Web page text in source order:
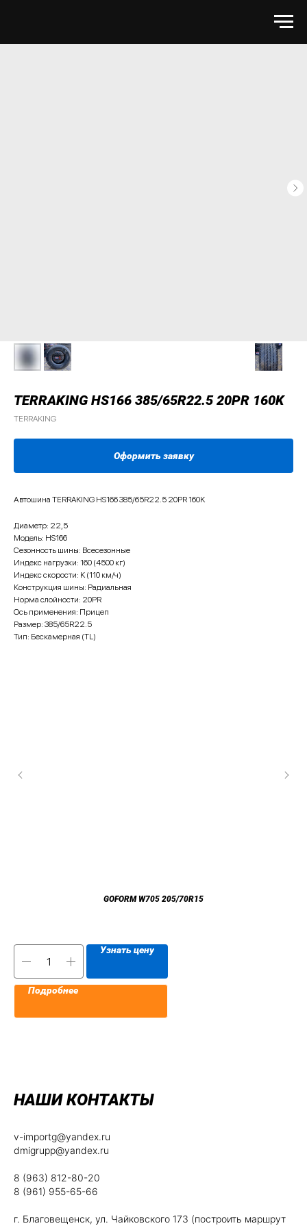
TERRAKING HS166 385/65R22.5 20PR 160K
TERRAKING
Оформить заявку
Автошина TERRAKING HS166 385/65R22.5 20PR 160K
Диаметр: 22,5
Модель: HS166
Сезонность шины: Всесезонные
Индекс нагрузки: 160 (4500 кг)
Индекс скорости: K (110 км/ч)
Конструкция шины: Радиальная
Норма слойности: 20PR
Ось применения: Прицеп
Размер: 385/65R22.5
Тип: Бескамерная (TL)
GOFORM W705 205/70R15
Узнать цену
Подробнее
НАШИ КОНТАКТЫ
v-importg@yandex.ru
dmigrupp@yandex.ru
8 (963) 812-80-20
8 (961) 955-65-66
г. Благовещенск, ул. Чайковского 173 (построить маршрут